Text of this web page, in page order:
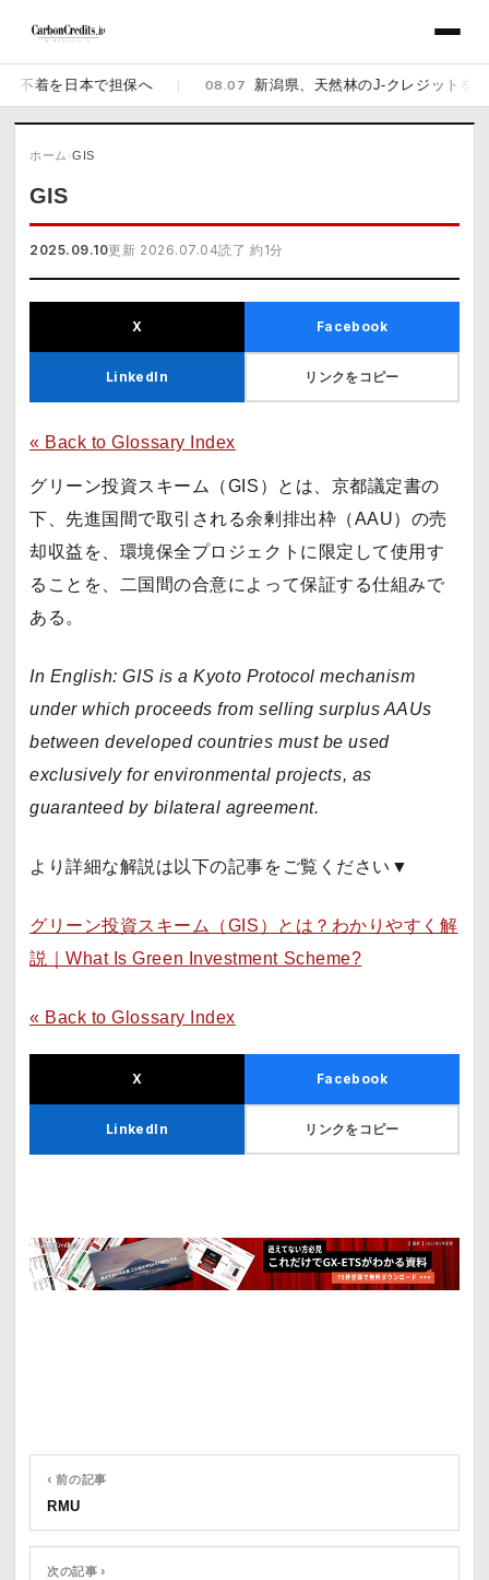
着を日本で担保へ 08.07 新潟県、天然林のJ-クレジットを販
ホーム ›GIS
GIS
2025.09.10更新 2026.07.04読了 約1分
X Facebook
LinkedIn リンクをコピー
« Back to Glossary Index
グリーン投資スキーム（GIS ）とは、京都議定書の
下、先進国間で取引される余剰排出枠（AAU）の売
却収益を、環境保全プロジェクトに限定して使用す
ることを、二国間の合意によって保証する仕組みで
ある。
In English:GIS is a Kyoto Protocol mechanism
under which proceeds from selling surplus AAUs
between developed countries must be used
exclusively for environmental projects, as
guaranteed by bilateral agreement.
より詳細な解説は以下の記事をご覧ください▼
グリーン投資スキーム（GIS ）とは？わかりやすく解
説｜What Is Green Investment Scheme?
« Back to Glossary Index
X Facebook
LinkedIn リンクをコピー
‹ 前の記事
RMU
次の記事 ›